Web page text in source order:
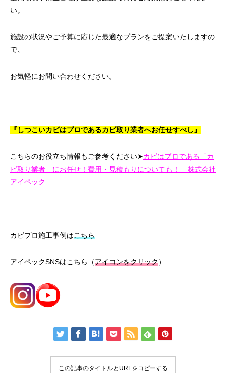
い。
施設の状況やご予算に応じた最適なプランをご提案いたしますの
で、
お気軽にお問い合わせください。
『しつこいカビはプロであるカビ取り業者へお任せすべし』
こちらのお役立ち情報もご参考ください➤カビはプロである「カ
ビ取り業者」にお任せ！費用・見積もりについても！ – 株式会社
アイペック
カビプロ施工事例はこちら
アイペックSNSはこちら（アイコンをクリック）
この記事のタイトルとURLをコピーする